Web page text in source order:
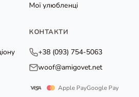
Мої улюбленці
КОНТАКТИ
+38 (093) 754-5063
woof@amigovet.net
Apple PayGoogle Pay